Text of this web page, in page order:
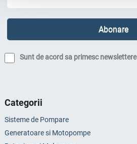
Sunt de acord sa primesc newslettere
Categorii
Sisteme de Pompare
Generatoare si Motopompe